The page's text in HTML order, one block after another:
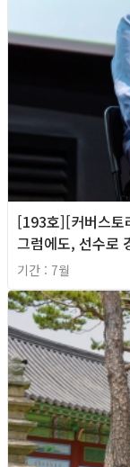
[193호][커버스토
그럼에도, 선수로
기간 : 7월